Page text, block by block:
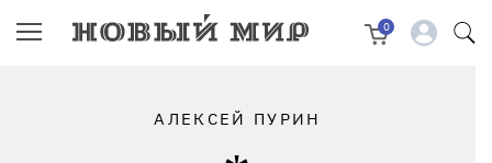
0
АЛЕКСЕЙ ПУРИН